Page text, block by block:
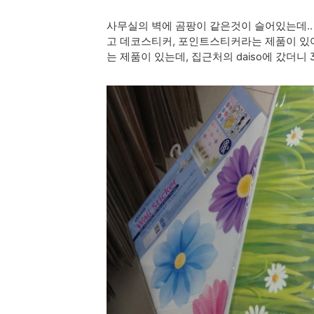
사무실의 벽에 곰팡이 같은것이 슬어있는
고 데코스티커, 포인트스티커라는 제품이
는 제품이 있는데, 집근처의 daiso에 갔더니